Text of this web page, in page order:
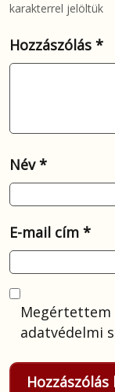
karakterrel jelöltük
Hozzászólás *
Név*
E-mail cím *
Megértettem
adatvédelmi